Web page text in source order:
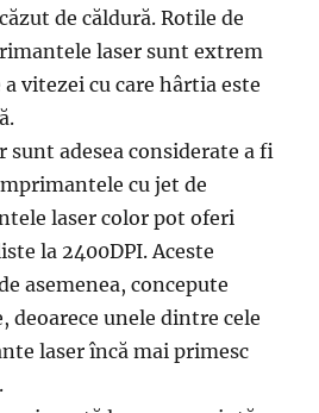
de căldură. Rotile de
laser sunt extrem
a vitezei cu care hârtia este
adesea considerate a fi
cu jet de
laser color pot oferi
la 2400DPI. Aceste
asemenea, concepute
deoarece unele dintre cele
laser încă mai primesc